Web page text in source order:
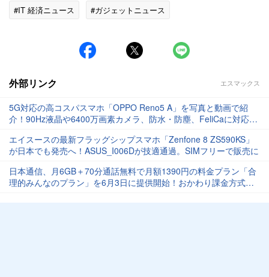
#IT 経済ニュース #ガジェットニュース
外部リンク エスマックス
5G対応の高コスパスマホ「OPPO Reno5 A」を写真と動画で紹
介！90Hz液晶や6400万画素カメラ、防水・防塵、FeliCaに対応
エイスースの最新フラッグシップスマホ「Zenfone 8 ZS590KS」
が日本でも発売へ！ASUS_I006Dが技適通過。SIMフリーで販売に
日本通信、月6GB＋70分通話無料で月額1390円の料金プラン「合
理的みんなのプラン」を6月3日に提供開始！おかわり課金方式も